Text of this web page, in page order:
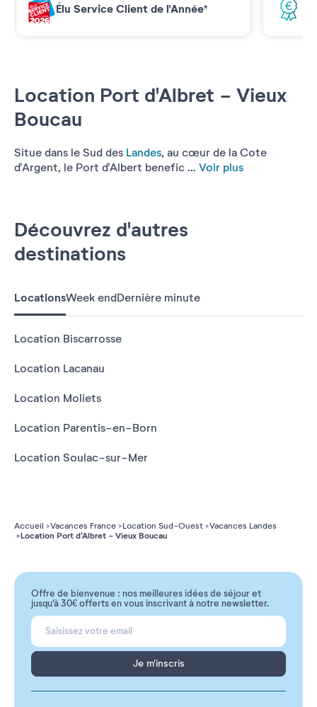
Location Port d'Albret - Vieux
Boucau
Situe dans le Sud des Landes, au cœur de la Cote
d'Argent, le Port d'Albert benefic ... Voir plus
Élu Service Client de l'Année*
Découvrez d'autres
destinations
LocationsWeek endDernière minute
Location Biscarrosse
Location Lacanau
Location Moliets
Location Parentis-en-Born
Location Soulac-sur-Mer
Accueil Vacances France Location Sud-Ouest Vacances Landes
Location Port d'Albret - Vieux Boucau
Offre de bienvenue : nos meilleures idées de séjour et
jusqu'à 30€ offerts en vous inscrivant à notre newsletter.
Je m'inscris